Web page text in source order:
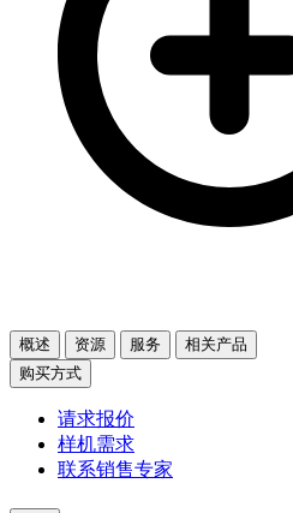
概述 资源 服务
相关产品
购买方式
请求报价
样机需求
联系销售专家